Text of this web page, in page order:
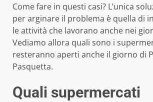
Come fare in questi casi? L’unica
per arginare il problema è quella di
le attività che lavorano anche nei
Vediamo allora quali sono i
resteranno aperti anche il giorno di
Pasquetta.
Quali supermercati